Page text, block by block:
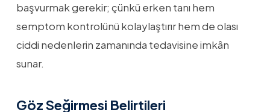
başvurmak gerekir; çünkü erken tanı hem
semptom kontrolünü kolaylaştırır hem de olası
ciddi nedenlerin zamanında tedavisine imkân
sunar.
Göz Seğirmesi Belirtileri